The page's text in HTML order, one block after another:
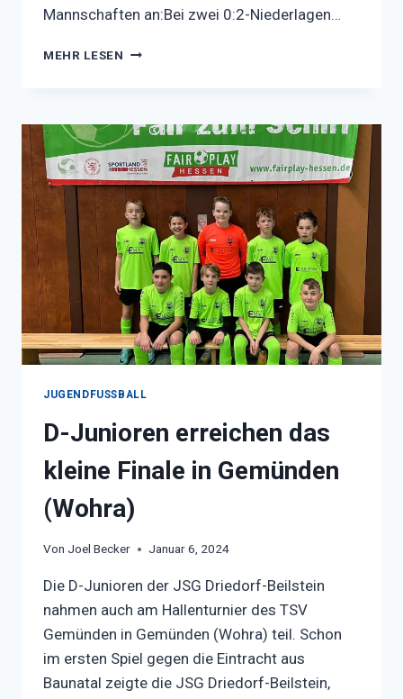
Mannschaften an:Bei zwei 0:2-Niederlagen…
MEHR LESEN BERICHT
JUGENDFUSSBALL
D-Junioren erreichen das
kleine Finale in Gemünden
(Wohra)
Von Joel Becker Januar 6, 2024
Die D-Junioren der JSG Driedorf-Beilstein
nahmen auch am Hallenturnier des TSV
Gemünden in Gemünden (Wohra) teil. Schon
im ersten Spiel gegen die Eintracht aus
Baunatal zeigte die JSG Driedorf-Beilstein,